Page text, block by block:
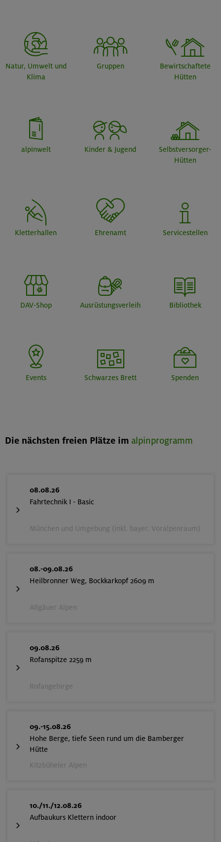
Natur, Umwelt und
Klima
Gruppen
Bewirtschaftete
Hütten
alpinwelt Kinder & Jugend
Selbstversorger-
Hütten
Kletterhallen Ehrenamt Servicestellen
DAV-Shop Ausrüstungsverleih Bibliothek
Events Schwarzes Brett Spenden
Die nächsten freien Plätze im alpinprogramm
08.08.26
Fahrtechnik I - Basic
München und Umgebung (inkl. bayer. Voralpenraum)
08.-09.08.26
Heilbronner Weg, Bockkarkopf 2609 m
Allgäuer Alpen
09.08.26
Rofanspitze 2259 m
Rofangebirge
09.-15.08.26
Hohe Berge, tiefe Seen rund um die Bamberger
Hütte
Kitzbüheler Alpen
10./11./12.08.26
Aufbaukurs Klettern indoor